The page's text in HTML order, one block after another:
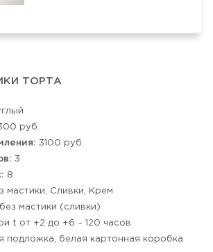
ТОРТА
руб.
3100 руб.
3
8
мастики, Сливки, Крем
мастики (сливки)
t от +2 до +6 – 120 часов
подложка, белая картонная коробка